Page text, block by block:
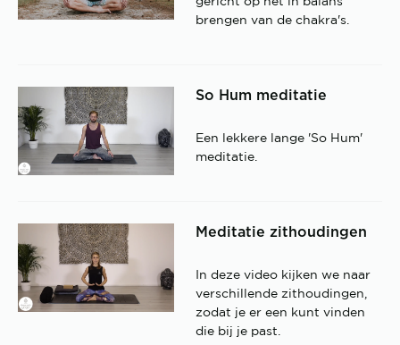
brengen van de chakra's.
So Hum meditatie
Een lekkere lange 'So Hum'
meditatie.
Meditatie zithoudingen
In deze video kijken we naar
verschillende zithoudingen,
zodat je er een kunt vinden
die bij je past.